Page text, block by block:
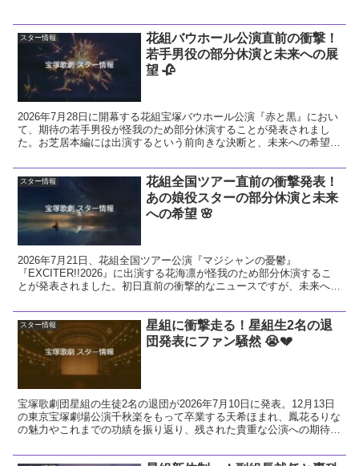
スター情報
花組バウホール公演直前の衝撃！
若手男役の部分休演と未来への展
望 🥀
2026年7月28日に開幕する花組宝塚バウホール公演『赤と黒』におい
て、期待の若手男役が怪我のため部分休演することが発表されまし
た。お芝居本編には出演するという前向きな決断と、未来への希望に
スター情報
花組全国ツアー直前の衝撃発表！
あの娘役スターの部分休演と未来
への希望 🌸
2026年7月21日、花組全国ツアー公演『マジシャンの憂鬱』
『EXCITER!!2026』に出演する花海凛が怪我のため部分休演するこ
とが発表されました。初日直前の衝撃的なニュースですが、未来への
送ります。
スター情報
星組に衝撃走る！星組生2名の退
団発表にファン騒然 😭💔
宝塚歌劇団星組の生徒2名の退団が2026年7月10日に発表。12月13日
の東京宝塚劇場公演千秋楽をもって卒業する天希ほまれ、鳳花るりな
の魅力やこれまでの功績を振り返り、残された貴重な公演への期待と